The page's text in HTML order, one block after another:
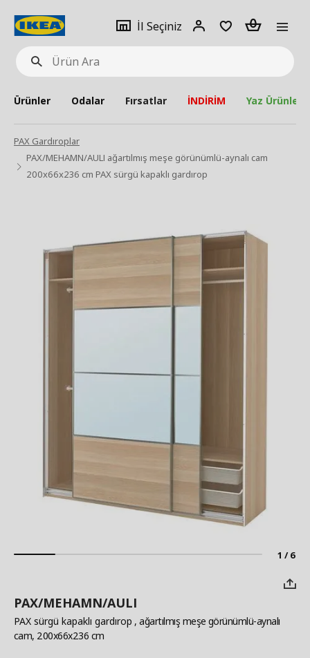
Ürün
Ara
İl Seçiniz
Giriş
Adet
Ürünler Odalar Fırsatlar İNDİRİM Yaz Ürünleri
PAX Gardıroplar
PAX/MEHAMN/AULI ağartılmış meşe görünümlü-aynalı cam
200x66x236 cm PAX sürgü kapaklı gardırop
1 / 6
PAX/MEHAMN/AULI
PAX sürgü kapaklı gardırop , ağartılmış meşe görünümlü-aynalı
cam, 200x66x236 cm